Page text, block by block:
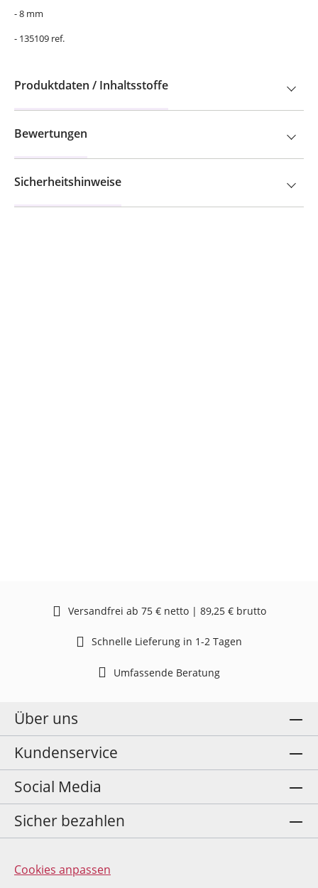
- 8 mm
- 135109 ref.
Produktdaten / Inhaltsstoffe
Bewertungen
Sicherheitshinweise
Versandfrei ab 75 € netto | 89,25 € brutto
Schnelle Lieferung in 1-2 Tagen
Umfassende Beratung
Über uns
Kundenservice
Social Media
Sicher bezahlen
Cookies anpassen